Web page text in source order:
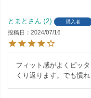
とまと 2 購入者
投稿日
2024/07/16
フィット感がよくピッ
くり返ります。でも慣れ